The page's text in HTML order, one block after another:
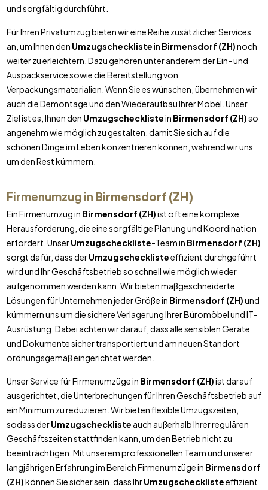
und sorgfältig durchführt.
Für Ihren Privatumzug bieten wir eine Reihe zusätzlicher Services
an, um Ihnen den Umzugschecklistein Birmensdorf (ZH)noch
weiter zu erleichtern. Dazu gehören unter anderem der Ein- und
Auspackservice sowie die Bereitstellung von
Verpackungsmaterialien. Wenn Sie es wünschen, übernehmen wir
auch die Demontage und den Wiederaufbau Ihrer Möbel. Unser
Ziel ist es, Ihnen den Umzugschecklistein Birmensdorf (ZH)so
angenehm wie möglich zu gestalten, damit Sie sich auf die
schönen Dinge im Leben konzentrieren können, während wir uns
um den Rest kümmern.
Firmenumzug in Birmensdorf (ZH)
Ein Firmenumzug in Birmensdorf (ZH)ist oft eine komplexe
Herausforderung, die eine sorgfältige Planung und Koordination
erfordert. UnserUmzugscheckliste-Team in Birmensdorf (ZH)
sorgt dafür, dass derUmzugschecklisteeffizient durchgeführt
wird und Ihr Geschäftsbetrieb so schnell wie möglich wieder
aufgenommen werden kann. Wir bieten maßgeschneiderte
Lösungen für Unternehmen jeder Größe in Birmensdorf (ZH)und
kümmern uns um die sichere Verlagerung Ihrer Büromöbel und IT-
Ausrüstung. Dabei achten wir darauf, dass alle sensiblen Geräte
und Dokumente sicher transportiert und am neuen Standort
ordnungsgemäß eingerichtet werden.
Unser Service für Firmenumzüge in Birmensdorf (ZH)ist darauf
ausgerichtet, die Unterbrechungen für Ihren Geschäftsbetrieb auf
ein Minimum zu reduzieren. Wir bieten flexible Umzugszeiten,
sodass derUmzugscheckliste auch außerhalb Ihrer regulären
Geschäftszeiten stattfinden kann, um den Betrieb nicht zu
beeinträchtigen. Mit unserem professionellen Team und unserer
langjährigen Erfahrung im Bereich Firmenumzüge in Birmensdorf
(ZH)können Sie sicher sein, dass IhrUmzugschecklisteeffizient